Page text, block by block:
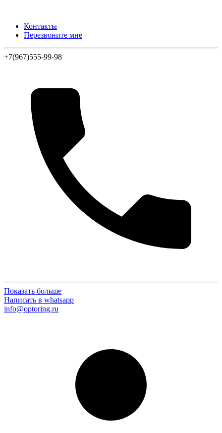
Контакты
Перезвоните мне
+7(967)555-99-98
Показать больше
Написать в whatsapp
info@optoring.ru